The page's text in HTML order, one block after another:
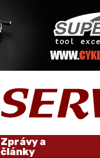
Zprávy a
články